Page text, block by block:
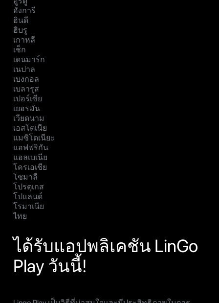
ฮังการี
ฮินดี
ฮิบรู
เกาหลี
เช็ก
เดนมาร์ก
เนปาล
เบงกอล
เบลารุส
เปอร์เซีย
เยอรมัน
เวียดนาม
เอสโตเนีย
แมซิโดเนียะ
แอฟฟริกัน
แอลเบเนีย
โครเอเชีย
โซมาลี
โปรตุเกส
โปแลนด์
โรมาเนีย
ไทย
ได้รับแอปพลิเคชัน LinGo
Play วันนี้!